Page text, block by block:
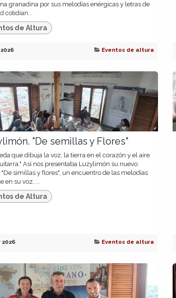
granadina por sus melodías enérgicas y letras de
cotidian...
de Altura
Eventos de altura
"De semillas y Flores"
que dibuja la voz, la tierra en el corazón y el aire
Así nos presentaba Luzylimón su nuevo
"De simillas y flores", un encuentro de las melodías
en su voz, ...
de Altura
Eventos de altura